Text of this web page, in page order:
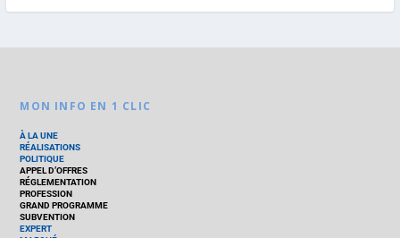
MON INFO EN 1 CLIC
À LA UNE
RÉALISATIONS
POLITIQUE
APPEL D’OFFRES
RÉGLEMENTATION
PROFESSION
GRAND PROGRAMME
SUBVENTION
EXPERT